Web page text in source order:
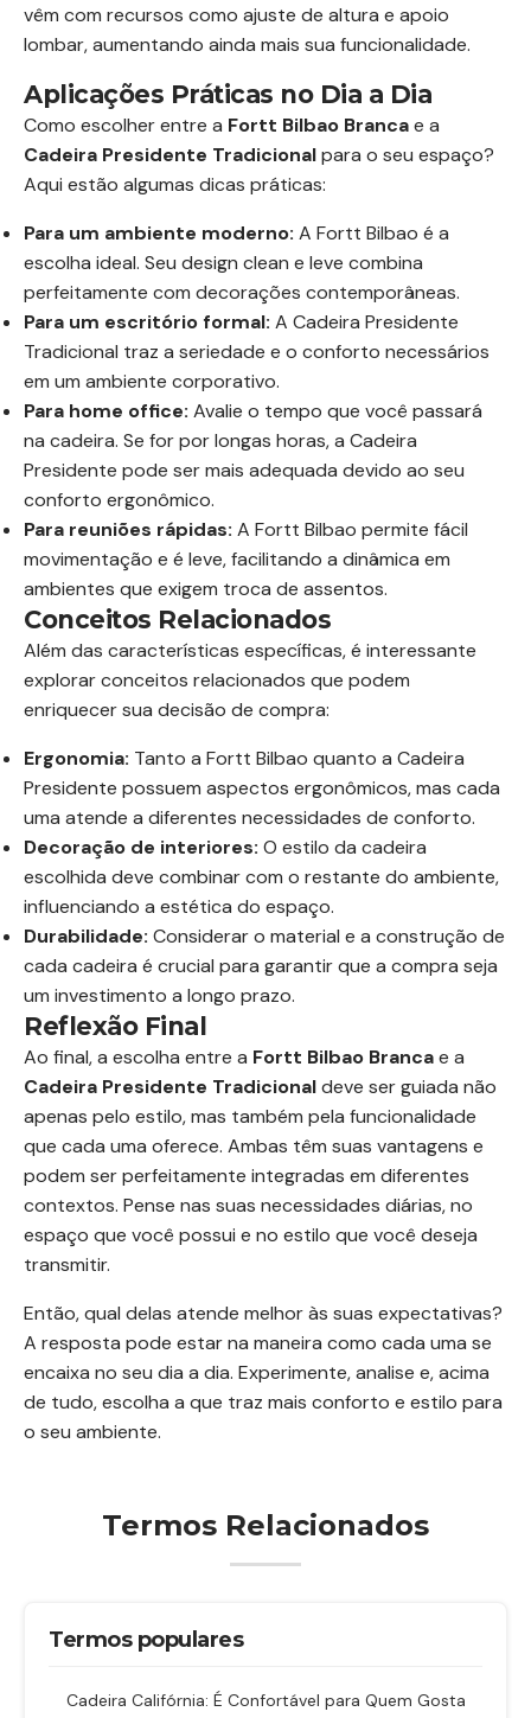
vêm com recursos como ajuste de altura e apoio
lombar, aumentando ainda mais sua funcionalidade.
Aplicações Práticas no Dia a Dia
Como escolher entre a Fortt Bilbao Brancae a
Cadeira Presidente Tradicionalpara o seu espaço?
Aqui estão algumas dicas práticas:
Para um ambiente moderno: A Fortt Bilbao é a
escolha ideal. Seu design clean e leve combina
perfeitamente com decorações contemporâneas.
Para um escritório formal: A Cadeira Presidente
Tradicional traz a seriedade e o conforto necessários
em um ambiente corporativo.
Para home office: Avalie o tempo que você passará
na cadeira. Se for por longas horas, a Cadeira
Presidente pode ser mais adequada devido ao seu
conforto ergonômico.
Para reuniões rápidas: A Fortt Bilbao permite fácil
movimentação e é leve, facilitando a dinâmica em
ambientes que exigem troca de assentos.
Conceitos Relacionados
Além das características específicas, é interessante
explorar conceitos relacionados que podem
enriquecer sua decisão de compra:
Ergonomia: Tanto a Fortt Bilbao quanto a Cadeira
Presidente possuem aspectos ergonômicos, mas cada
uma atende a diferentes necessidades de conforto.
Decoração de interiores: O estilo da cadeira
escolhida deve combinar com o restante do ambiente,
influenciando a estética do espaço.
Durabilidade: Considerar o material e a construção de
cada cadeira é crucial para garantir que a compra seja
um investimento a longo prazo.
Reflexão Final
Ao final, a escolha entre a Fortt Bilbao Brancae a
Cadeira Presidente Tradicionaldeve ser guiada não
apenas pelo estilo, mas também pela funcionalidade
que cada uma oferece. Ambas têm suas vantagens e
podem ser perfeitamente integradas em diferentes
contextos. Pense nas suas necessidades diárias, no
espaço que você possui e no estilo que você deseja
transmitir.
Então, qual delas atende melhor às suas expectativas?
A resposta pode estar na maneira como cada uma se
encaixa no seu dia a dia. Experimente, analise e, acima
de tudo, escolha a que traz mais conforto e estilo para
o seu ambiente.
Termos Relacionados
Termos populares
Cadeira Califórnia: É Confortável para Quem Gosta